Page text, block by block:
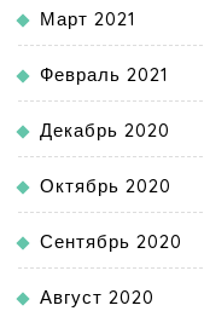
Март 2021
Февраль 2021
Декабрь 2020
Октябрь 2020
Сентябрь 2020
Август 2020